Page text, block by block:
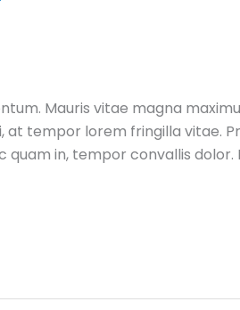
Mauris vitae magna
tempor lorem fringilla vitae.
in, tempor convallis dolor.